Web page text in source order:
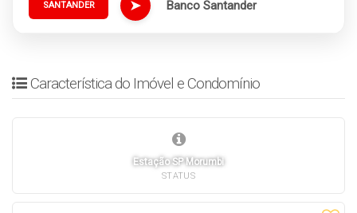
SANTANDER ➤ Banco Santander
Característica do Imóvel e Condomínio
Estação SP Morumbi
STATUS